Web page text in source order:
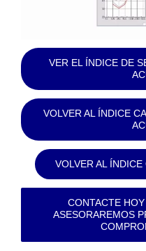
VER EL ÍNDICE DE
VOLVER AL ÍNDICE
VOLVER AL
CONTACTE
ASESORAREMOS